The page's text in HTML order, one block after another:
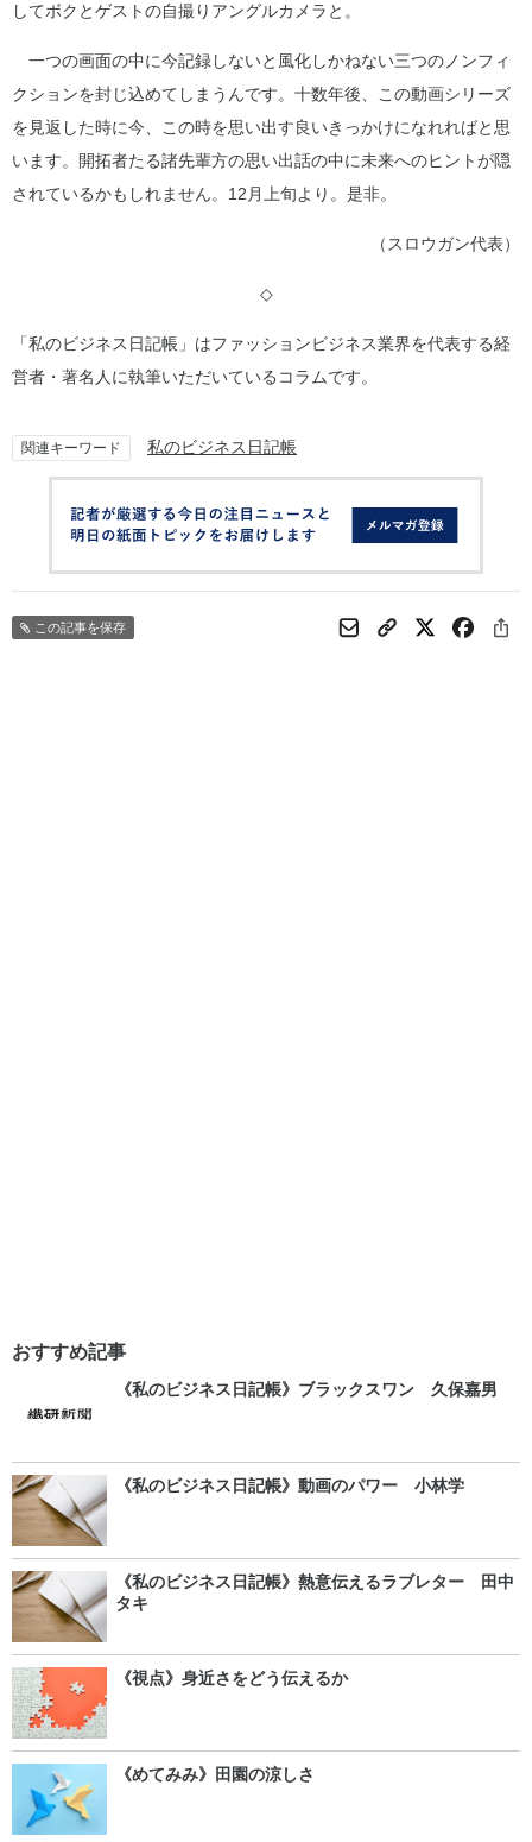
してボクとゲストの自撮りアングルカメラと。
一つの画面の中に今記録しないと風化しかねない三つのノンフィ
クションを封じ込めてしまうんです。十数年後、この動画シリーズ
を見返した時に今、この時を思い出す良いきっかけになれればと思
います。開拓者たる諸先輩方の思い出話の中に未来へのヒントが隠
されているかもしれません。12月上旬より。是非。
（スロウガン代表）
◇
「私のビジネス日記帳」はファッションビジネス業界を代表する経
営者・著名人に執筆いただいているコラムです。
関連キーワード 私のビジネス日記帳
この記事を保存
おすすめ記事
《私のビジネス日記帳》ブラックスワン 久保嘉男
《私のビジネス日記帳》動画のパワー 小林学
《私のビジネス日記帳》熱意伝えるラブレター 田中
タキ
《視点》身近さをどう伝えるか
《めてみみ》田園の涼しさ